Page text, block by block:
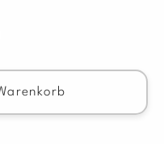
Wert ein oder